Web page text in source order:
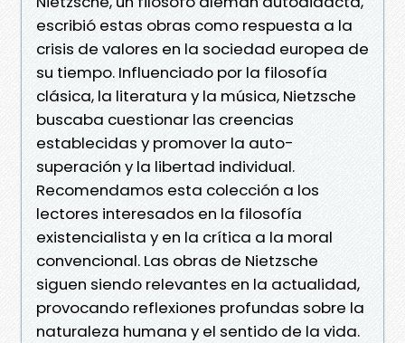
escribió estas obras como respuesta a la
crisis de valores en la sociedad europea de
su tiempo. Influenciado por la filosofía
clásica, la literatura y la música, Nietzsche
buscaba cuestionar las creencias
establecidas y promover la auto-
superación y la libertad individual.
Recomendamos esta colección a los
lectores interesados en la filosofía
existencialista y en la crítica a la moral
convencional. Las obras de Nietzsche
siguen siendo relevantes en la actualidad,
provocando reflexiones profundas sobre la
naturaleza humana y el sentido de la vida.